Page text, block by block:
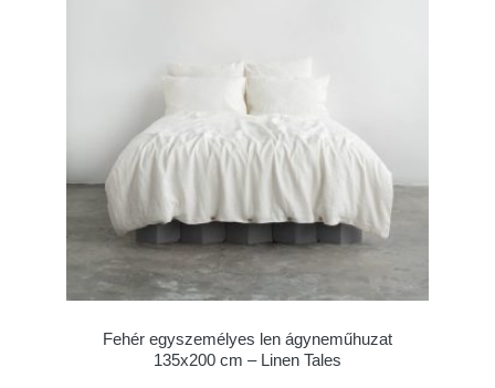
Fehér egyszemélyes len ágyneműhuzat
135x200 cm – Linen Tales